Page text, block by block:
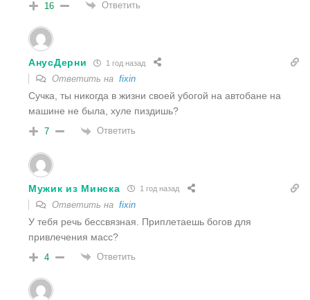
16 Ответить
АнусДерни 1 год назад
Ответить на fixin
Сучка, ты никогда в жизни своей убогой на автобане на
машине не была, хуле пиздишь?
7 Ответить
Мужик из Минска 1 год назад
Ответить на fixin
У тебя речь бессвязная. Приплетаешь богов для
привлечения масс?
4 Ответить